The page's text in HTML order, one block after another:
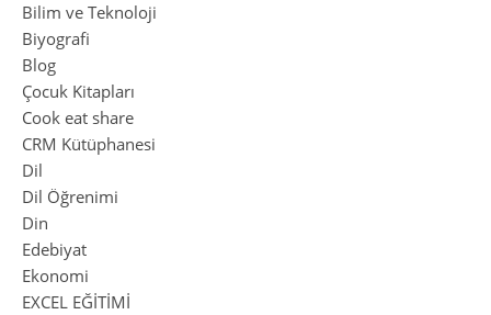
Bilim ve Teknoloji
Biyografi
Blog
Çocuk Kitapları
Cook eat share
CRM Kütüphanesi
Dil
Dil Öğrenimi
Din
Edebiyat
Ekonomi
EXCEL EĞİTİMİ